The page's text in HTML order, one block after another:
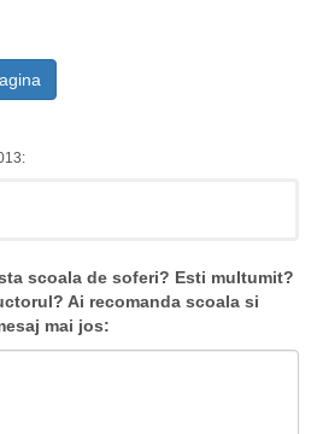
scoala de soferi? Esti multumit?
Ai recomanda scoala si
mai jos: